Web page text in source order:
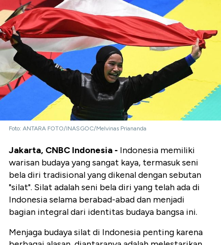
Foto: ANTARA FOTO/INASGOC/Melvinas Priananda
Jakarta, CNBC Indonesia - Indonesia memiliki
warisan budaya yang sangat kaya, termasuk seni
bela diri tradisional yang dikenal dengan sebutan
"silat". Silat adalah seni bela diri yang telah ada di
Indonesia selama berabad-abad dan menjadi
bagian integral dari identitas budaya bangsa ini.
Menjaga budaya silat di Indonesia penting karena